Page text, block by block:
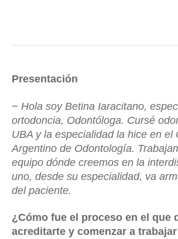
Presentación
– Hola soy Betina Iaracitano,
ortodoncia, Odontóloga. Cursé
UBA y la especialidad la hice en el
Argentino de Odontología.
equipo dónde creemos en la
uno, desde su especialidad, va
del paciente.
¿Cómo fue el proceso en el que
acreditarte y comenzar a